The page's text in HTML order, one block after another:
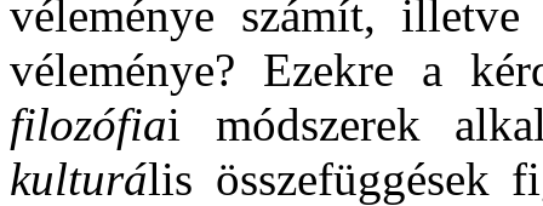
véleménye számít,
véleménye? Ezekre a
filozófiai módszerek
kulturális összefüggések